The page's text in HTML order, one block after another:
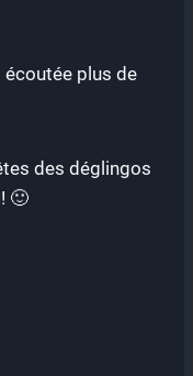
plus de
des déglingos
🙂